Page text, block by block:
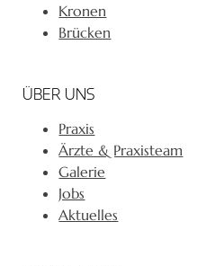
Kronen
Brücken
ÜBER UNS
Praxis
Ärzte & Praxisteam
Galerie
Jobs
Aktuelles